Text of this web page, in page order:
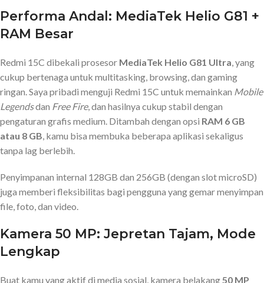
Performa Andal: MediaTek Helio G81 +
RAM Besar
Redmi 15C dibekali prosesor MediaTek Helio G81 Ultra , yang
cukup bertenaga untuk multitasking, browsing, dan gaming
ringan. Saya pribadi menguji Redmi 15C untuk memainkan Mobile
Legendsdan Free Fire, dan hasilnya cukup stabil dengan
pengaturan grafis medium. Ditambah dengan opsi RAM 6 GB
atau 8 GB , kamu bisa membuka beberapa aplikasi sekaligus
tanpa lag berlebih.
Penyimpanan internal 128GB dan 256GB (dengan slot microSD)
juga memberi fleksibilitas bagi pengguna yang gemar menyimpan
file, foto, dan video.
Kamera 50 MP: Jepretan Tajam, Mode
Lengkap
Buat kamu yang aktif di media sosial, kamera belakang 50 MP